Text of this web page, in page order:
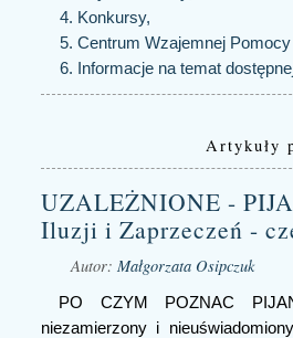
Konkursy,
Centrum Wzajemnej Pomocy
Informacje na temat
Artykuły
UZALEŻNIONE -
Iluzji i Zaprzeczeń -
Autor: Małgorzata Osipczuk
PO CZYM POZNAC
niezamierzony i